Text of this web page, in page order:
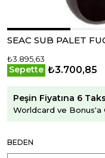
SEAC SUB PALET
₺3.895,63
Sepette ₺3.700,85
Peşin Fiyatına 6
Worldcard ve Bonus'a
BEDEN